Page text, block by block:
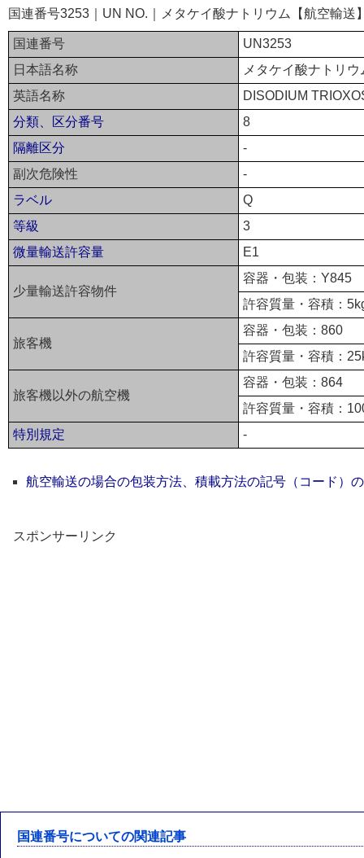
国連番号3253｜UN NO.｜メタケイ酸ナトリウム【航空輸送
国連番号
UN3253
日本語名称
メタケイ酸ナトリウ
英語名称
DISODIUM
分類、区分番号
8
隔離区分
-
副次危険性
-
ラベル
Q
等級
3
微量輸送許容量
E1
少量輸送許容物件
容器・包装：Y845
許容質量・容積：
旅客機
容器・包装：860
許容質量・容積：
旅客機以外の航空機
容器・包装：864
許容質量・容積：
特別規定
-
航空輸送の場合の包装方法、積載方法の記号（コード）
スポンサーリンク
国連番号についての関連記事